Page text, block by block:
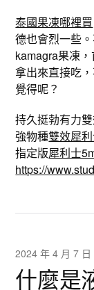
泰國果凍哪裡買
德也會烈一些
kamagra果凍
拿出來直接吃
覺得呢？
持久挺勃有力
強物種雙效犀
指定版犀利士
https://
2024 年 4 月 7 日
什麼是